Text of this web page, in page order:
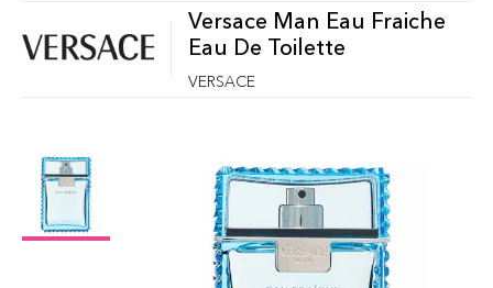
Versace Man Eau Fraiche
Eau De Toilette
VERSACE